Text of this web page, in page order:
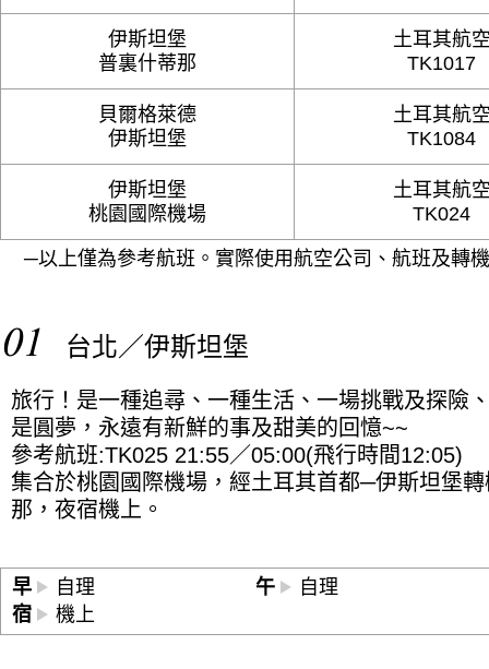
伊斯坦堡
普裏什蒂那
土耳其航
TK1017
貝爾格萊德
伊斯坦堡
土耳其航
TK1084
伊斯坦堡
桃園國際機場
土耳其航
TK024
─以上僅為參考航班。實際使用航空公司、航班及轉
01 台北／伊斯坦堡
旅行！是一種追尋、一種生活、一場挑戰及探險
是圓夢，永遠有新鮮的事及甜美的回憶~~
參考航班:TK025 21:55／05:00(飛行時間12:05)
集合於桃園國際機場，經土耳其首都─伊斯坦堡
那，夜宿機上。
早 自理 午
自理
宿
機上